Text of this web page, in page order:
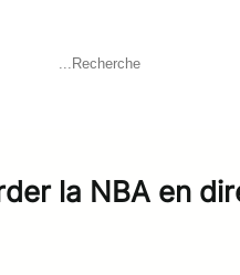
la NBA en